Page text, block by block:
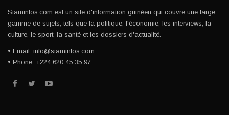
Siaminfos.com est un site d'information guinéen qui couvre une large
gamme de sujets, tels que la politique, l'économie, les interviews, la
culture, le sport, la santé et les dossiers d'actualité.
• Email: info@siaminfos.com
• Phone: +224 620 45 35 97